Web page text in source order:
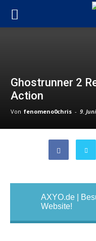
Ghostrunner 2
Action
Von fenomeno0chris - 9.
AXYO.de |
Website!